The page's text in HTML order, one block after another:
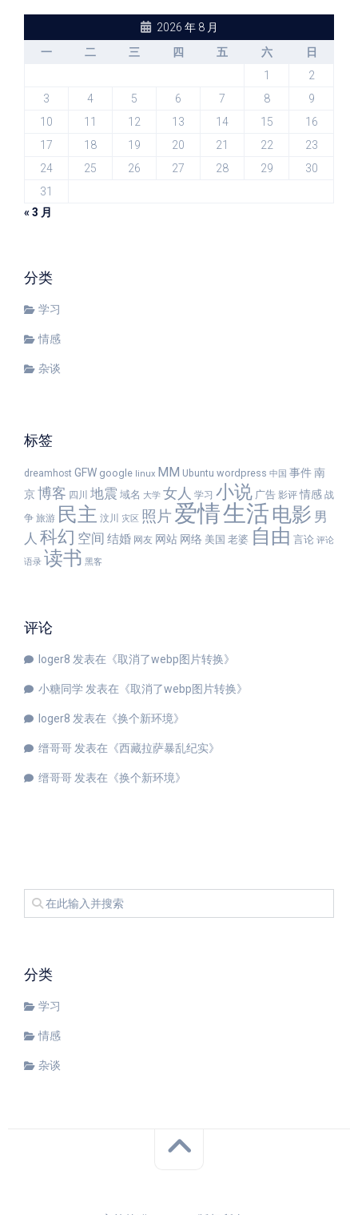
2026 年 8 月
一
二 三 四 五 六
日
1
2
3
4 5 6 7 8
9
10
11 12 13 14 15
16
17
18 19 20 21 22
23
24
25 26 27 28 29
30
31
« 3 月
分类
学习
情感
杂谈
标签
dreamhost GFW google linux MM Ubuntu wordpress 中国 事件南
京博客 四川 地震 域名 大学 女人 学习 小说 广告 影评 情感 战
争 旅游 民主 汶川 灾区 照片 爱情生活 电影 男
人 科幻 空间 结婚 网友 网站 网络 美国 老婆 自由 言论 评论
语录 读书 黑客
评论
loger8 发表在《取消了webp图片转换》
小糖同学 发表在《取消了webp图片转换》
loger8 发表在《换个新环境》
缙哥哥 发表在《西藏拉萨暴乱纪实》
缙哥哥 发表在《换个新环境》
分类
学习
情感
杂谈